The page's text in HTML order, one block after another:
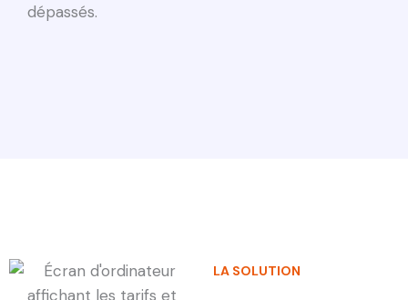
dépassés.
LA SOLUTION